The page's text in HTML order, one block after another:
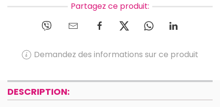
Partagez ce produit:
Demandez des informations sur ce produit
DESCRIPTION: